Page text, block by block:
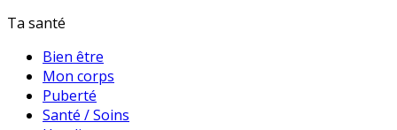
Ta santé
Bien être
Mon corps
Puberté
Santé / Soins